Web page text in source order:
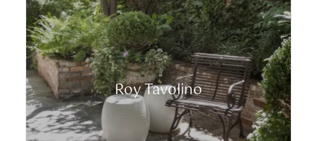
Roy Tavolino